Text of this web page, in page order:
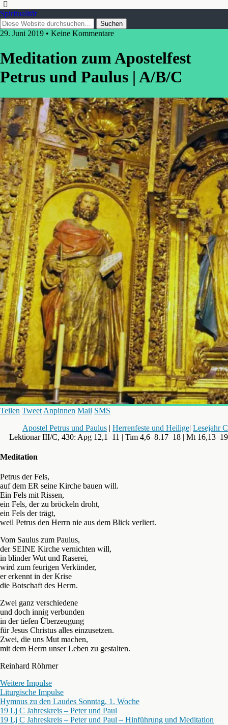
Spiritualität
29. Juni 2019 • Keine Kommentare
Meditation zum Apostelfest
Petrus und Paulus | A/B/C
Teilen Tweet Anpinnen Mail SMS
Apostel Petrus und Paulus | Herrenfeste und Heilige| Lesejahr C
Lektionar III/C, 430: Apg 12,1–11 | Tim 4,6–8.17–18 | Mt 16,13–19
Meditation
Petrus der Fels,
auf dem ER seine Kirche bauen will.
Ein Fels mit Rissen,
ein Fels, der zu bröckeln droht,
ein Fels der trägt,
weil Petrus den Herrn nie aus dem Blick verliert.
Vom Saulus zum Paulus,
der SEINE Kirche vernichten will,
in blinder Wut und Raserei,
wird zum feurigen Verkünder,
er erkennt in der Krise
die Botschaft des Herrn.
Zwei ganz verschiedene
und doch innig verbunden
in der tiefen Überzeugung
für Jesus Christus alles einzusetzen.
Zwei, die uns Mut machen,
mit dem Herrn unser Leben zu gestalten.
Reinhard Röhrner
Weitere Impulse
Liturgische Impulse
Hymnus zu den Laudes Sonntag, 1. Woche
19 Lj C Jahreskreis – Peter und Paul
19 Lj C Jahreskreis – Peter und Paul – Hinführung und Meditation